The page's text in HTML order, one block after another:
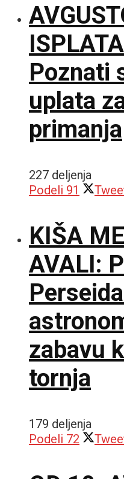
Poznati
uplata
primanja
227 deljenja
Podeli 91
KIŠA
AVALI:
zabavu
tornja
179 deljenja
Podeli 72